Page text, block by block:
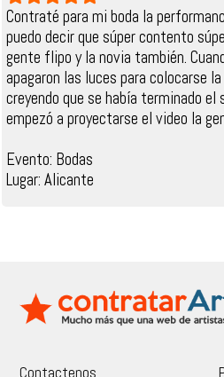
Contraté para mi boda la
puedo decir que súper contento
gente flipo y la novia también.
apagaron las luces para colocarse
creyendo que se había terminado el
empezó a proyectarse el video la
Evento: Bodas
Lugar: Alicante
Contactenos